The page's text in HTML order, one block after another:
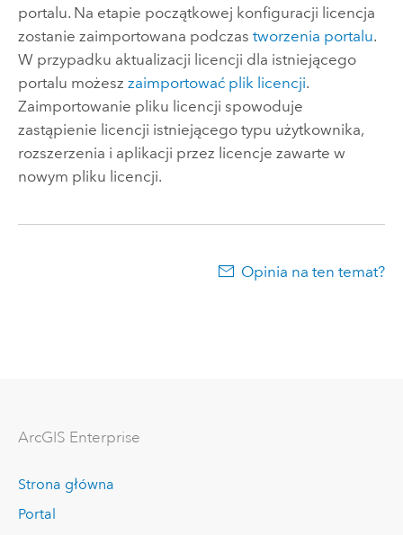
portalu. Na etapie początkowej konfiguracji licencja
zostanie zaimportowana podczas tworzenia portalu.
W przypadku aktualizacji licencji dla istniejącego
portalu możesz zaimportować plik licencji.
Zaimportowanie pliku licencji spowoduje
zastąpienie licencji istniejącego typu użytkownika,
rozszerzenia i aplikacji przez licencje zawarte w
nowym pliku licencji.
Opinia na ten temat?
ArcGIS Enterprise
Strona główna
Portal